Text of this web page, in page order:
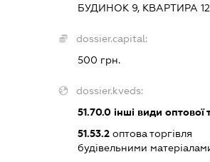
БУДИНОК 9, КВАРТИРА
dossier.capital:
500 грн.
dossier.kveds:
51.70.0інші види оптової
51.53.2оптова торгівля
будівельними